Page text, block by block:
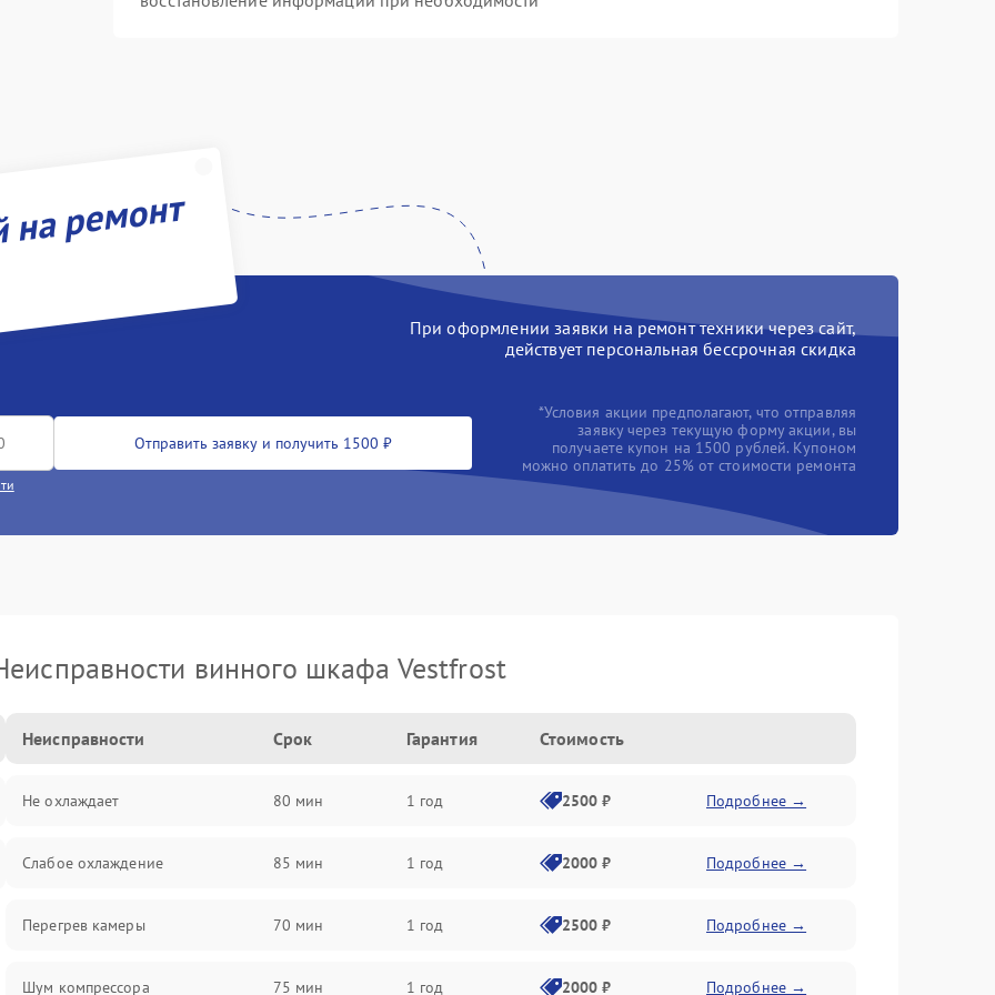
ремонт
При оформлении заявки на ремонт техники через сайт,
действует персональная бессрочная скидка
Отправить заявку и получить 1500 ₽
*Условия акции предполагают, что отправляя
заявку через текущую форму акции, вы
получаете купон на 1500 рублей. Купоном
можно оплатить до 25% от стоимости ремонта
винного шкафа Vestfrost
Неисправности Срок Гарантия Стоимость
Не охлаждает 80 мин 1 год 2500 ₽ Подробнее →
Слабое охлаждение 85 мин 1 год 2000 ₽ Подробнее →
Перегрев камеры 70 мин 1 год 2500 ₽ Подробнее →
Шум компрессора 75 мин 1 год 2000 ₽ Подробнее →